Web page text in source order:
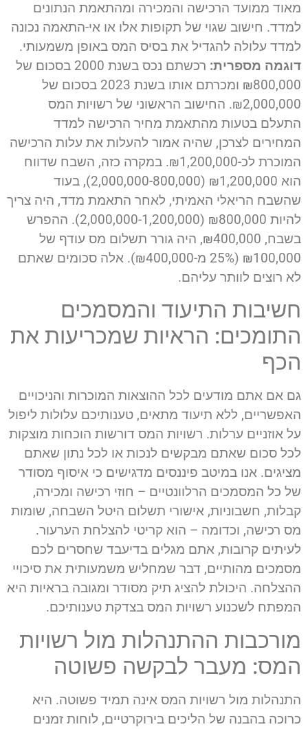
מאוד ממועד הרכישה והמכירה ומהתאמת הנתונים
למדד. חישוב שגוי של תקופות אלו או אי-התאמה נכונה
למדד עלולה להגדיל את בסיס המס באופן משמעותי.
דוגמה מספרית:
רכשתם נכס בשנת 2000 בסכום של
₪800,000 ומכרתם אותו בשנת 2023 בסכום של
₪2,000,000. החישוב הראשוני של רשויות המס
התעלם בטעות מהתאמת מחיר הרכישה למדד
המחירים לצרכן, שהיה אמור להעלות את עלות הרכישה
המוכרת לכ-₪1,200,000. במקרה כזה, השבח שדווח
הוא ₪1,200,000 (2,000,000-800,000), בעוד
שהשבח הריאלי האמיתי, לאחר התאמת מדד, היה צריך
להיות ₪800,000 (2,000,000-1,200,000). ההפרש
בשבח, ₪400,000, היה גורר תשלום מס עודף של
₪100,000 (25% מ-₪400,000). אלה סכומים שאתם
לא רוצים לוותר עליהם.
חשיבות התיעוד והמסמכים
התומכים: הראיות שמכריעות את
הכף
גם אם אתם מודעים לכל ההוצאות המוכרות והניכויים
האפשריים, ללא תיעוד מתאים, טענותיכם עלולות ליפול
על אוזניים ערלות. רשויות המס דורשות הוכחות מוצקות
לכל סכום שאתם מבקשים לנכות או לכל נתון שאתם
מציגים. אנו במיטב פיננסים מדגישים כי איסוף מסודר
של כל המסמכים הרלוונטיים – חוזי רכישה ומכירה,
קבלות, חשבוניות, אישורי תשלום היטל השבחה, שומות
מס רכישה, וכדומה – הוא קריטי להצלחת הערעור.
לעיתים קרובות, אתם מגלים בדיעבד שחסרים לכם
מסמכים מהותיים, דבר שמחליש משמעותית את סיכויי
ההצלחה. היכולת להציג תיק מסודר ומגובה בראיות היא
המפתח לשכנוע רשויות המס בצדקת טענותיכם.
מורכבות ההתנהלות מול רשויות
המס: מעבר לבקשה פשוטה
התנהלות מול רשויות המס אינה תמיד פשוטה. היא
כרוכה בהבנה של הליכים בירוקרטיים, לוחות זמנים